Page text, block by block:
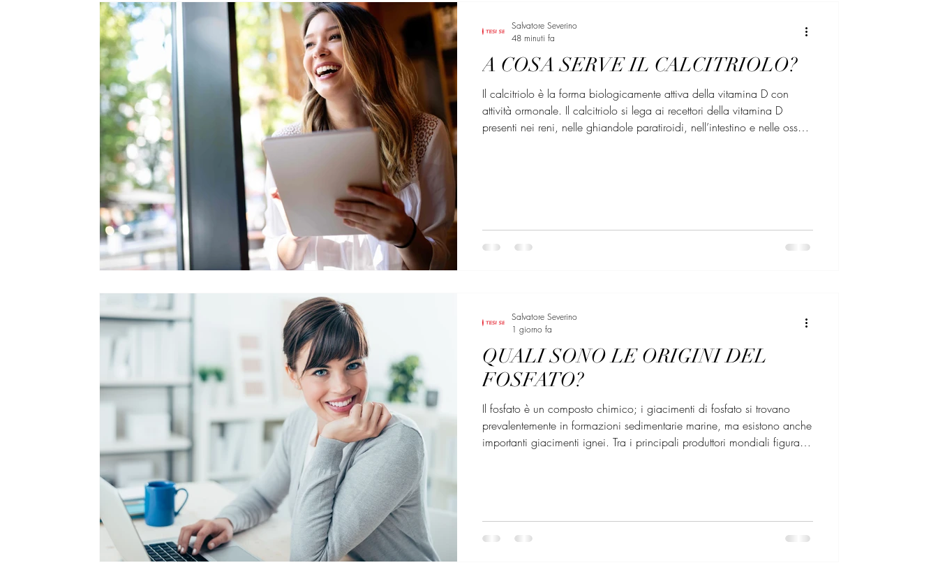
A COSA SERVE IL CALCITRIOLO?
Il calcitriolo è la forma biologicamente attiva della vitamina D con
attività ormonale. Il calcitriolo si lega ai recettori della vitamina D
presenti nei reni, nelle ghiandole paratiroidi, nell’intestino e nelle ossa
Salvatore Severino
48 minuti fa
QUALI SONO LE ORIGINI DEL
FOSFATO?
Il fosfato è un composto chimico; i giacimenti di fosfato si trovano
prevalentemente in formazioni sedimentarie marine, ma esistono anche
importanti giacimenti ignei. Tra i principali produttori mondiali figurano
rilev
Salvatore Severino
1 giorno fa